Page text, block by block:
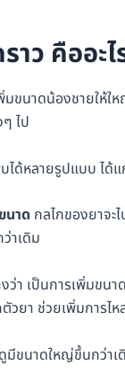
ว คืออะไ
ขนาดน้องชายให้
ไป
ได้หลายรูปแบบ ได้
นาด กลไกของยาจะ
าเดิม
า เป็นการเพิ่มขน
ยา ช่วยเพิ่มการไ
มีขนาดใหญ่ขึ้นกว่